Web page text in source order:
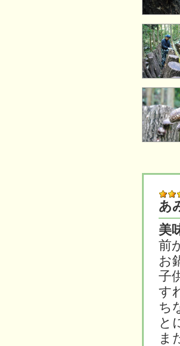
あ
美
前
お
子
す
ち
と
ま